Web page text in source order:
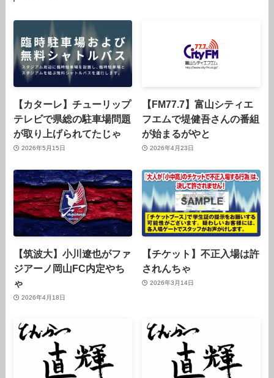
【カターレ】チューリップ
テレビで県総の駐車場問題
が取り上げられてたじゃ
2026年5月15日
【FM77.7】富山シティエ
フエムで堤健吾さんの番組
が始まるがやと
2026年4月23日
【筑波大】小川遼也がファ
ジアーノ岡山FC内定やち
ゃ
2026年4月18日
【チケット】不正入場は許
されんちゃ
2026年3月14日